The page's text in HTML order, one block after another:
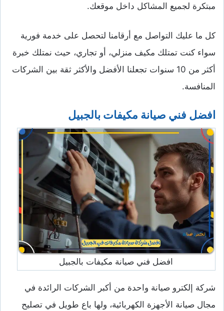
مبتكرة لجميع المشاكل داخل موقعك.
كل ما عليك التواصل مع أرقامنا لتحصل على خدمة فورية
سواء كنت تمتلك مكيف منزلي، أو تجاري، حيث نمتلك خبرة
أكثر من 10 سنوات تجعلنا الأفضل والأكثر ثقة بين الشركات
المنافسة.
افضل فني صيانة مكيفات بالجبيل
افضل فني صيانة مكيفات بالجبيل
شركة إلكترو صيانة واحدة من أكبر الشركات الرائدة في
مجال صيانة الأجهزة الكهربائية، ولها باع طويل في تصليح